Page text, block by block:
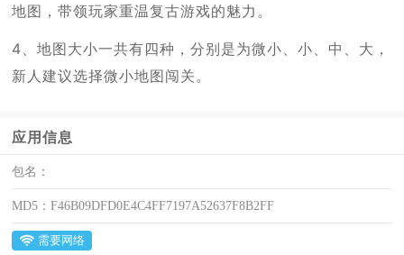
地图，带领玩家重温复古游戏的魅力。
4、地图大小一共有四种，分别是为微小、小、中、大，
新人建议选择微小地图闯关。
应用信息
包名：
MD5：F46B09DFD0E4C4FF7197A52637F8B2FF
需要网络